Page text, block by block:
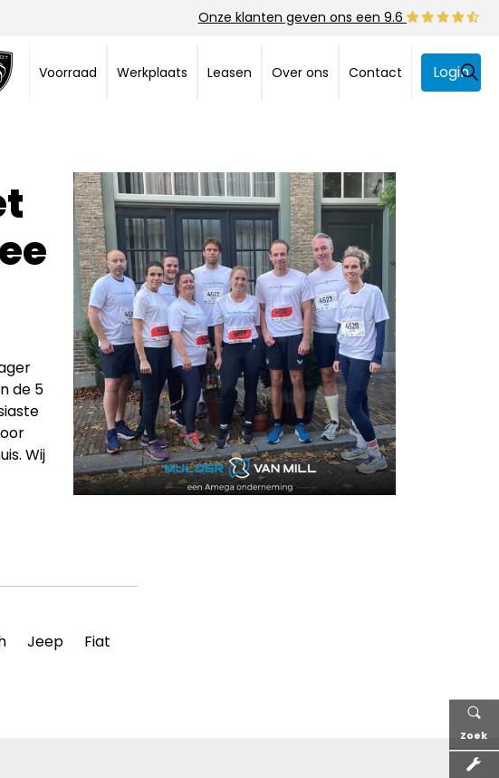
Zoek
Onze klanten geven ons een 9.6
Voorraad Werkplaats Leasen Over ons Contact Login
de 5
Wij
Jeep
Fiat